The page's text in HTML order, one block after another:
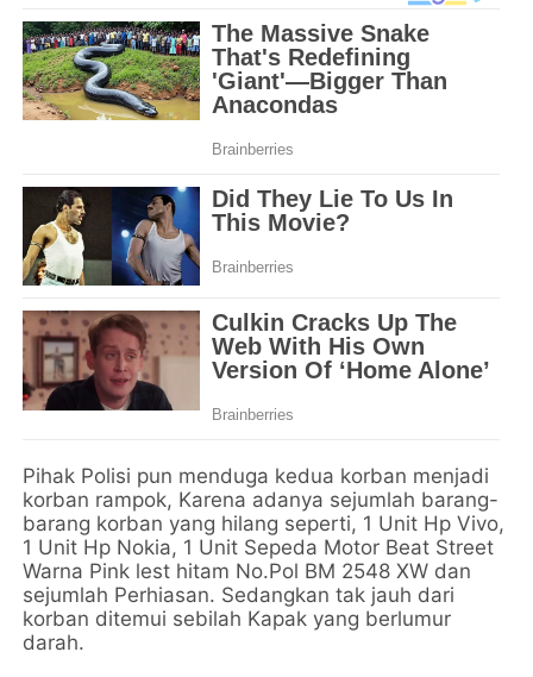
Pihak Polisi pun menduga kedua korban menjadi
korban rampok, Karena adanya sejumlah barang-
barang korban yang hilang seperti, 1 Unit Hp Vivo,
1 Unit Hp Nokia, 1 Unit Sepeda Motor Beat Street
Warna Pink lest hitam No.Pol BM 2548 XW dan
sejumlah Perhiasan. Sedangkan tak jauh dari
korban ditemui sebilah Kapak yang berlumur
darah.